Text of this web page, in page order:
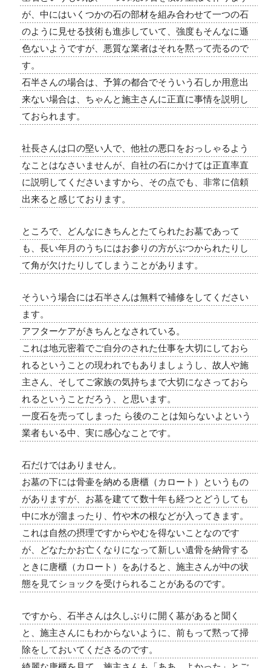
が、中にはいくつかの石の部材を組み合わせて一つの石
のように見せる技術も進歩していて、強度もそんなに遜
色ないようですが、悪質な業者はそれを黙って売るので
す。
石半さんの場合は、予算の都合でそういう石しか用意出
来ない場合は、ちゃんと施主さんに正直に事情を説明し
ておられます。
社長さんは口の堅い人で、他社の悪口をおっしゃるよう
なことはなさいませんが、自社の石にかけては正直率直
に説明してくださいますから、その点でも、非常に信頼
出来ると感じております。
ところで、どんなにきちんとたてられたお墓であって
も、長い年月のうちにはお参りの方がぶつかられたりし
て角が欠けたりしてしまうことがあります。
そういう場合には石半さんは無料で補修をしてください
ます。
アフターケアがきちんとなされている。
これは地元密着でご自分のされた仕事を大切にしておら
れるということの現われでもありましょうし、故人や施
主さん、そしてご家族の気持ちまで大切になさっておら
れるということだろう、と思います。
一度石を売ってしまった ら後のことは知らないよという
業者もいる中、実に感心なことです。
石だけではありません。
お墓の下には骨壷を納める唐櫃（カロート）というもの
がありますが、お墓を建てて数十年も経つとどうしても
中に水が溜まったり、竹や木の根などが入ってきます。
これは自然の摂理ですからやむを得ないことなのです
が、どなたかお亡くなりになって新しい遺骨を納骨する
ときに唐櫃（カロート）をあけると、施主さんが中の状
態を見てショックを受けられることがあるのです。
ですから、石半さんは久しぶりに開く墓があると聞く
と、施主さんにもわからないように、前もって黙って掃
除をしておいてくださるのです。